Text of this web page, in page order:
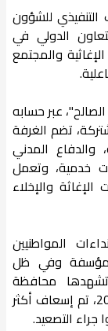
التنفيذي للشؤون
الدولي في
والمجتمع
عبر حسابه
تضم الغرفة
والدفاع المدني
خدمية، وتعمل
والإخلاء
المواطنيين
وفي ظل
تشهدها محافظة
السويداء وقدر أنه صباح الخميس 17 تموز 2025، تم إسعاف أكثر